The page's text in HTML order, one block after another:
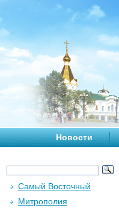
Новости
Самый Восточный
Митрополия